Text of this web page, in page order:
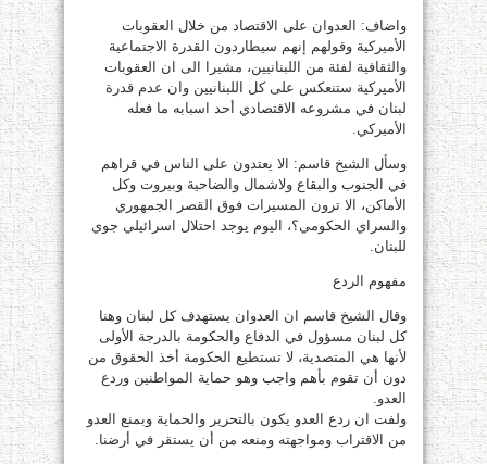
واضاف: العدوان على الاقتصاد من خلال العقوبات
الأميركية وقولهم إنهم سيطاردون القدرة الاجتماعية
والثقافية لفئة من اللبنانيين، مشيرا الى ان العقوبات
الأميركية ستنعكس على كل اللبنانيين وان عدم قدرة
لبنان في مشروعه الاقتصادي أحد اسبابه ما فعله
الأميركي.
وسأل الشيخ قاسم: الا يعتدون على الناس في قراهم
في الجنوب والبقاع ولاشمال والضاحية وبيروت وكل
الأماكن، الا ترون المسيرات فوق القصر الجمهوري
والسراي الحكومي؟، اليوم يوجد احتلال اسرائيلي جوي
للبنان.
مفهوم الردع
وقال الشيخ قاسم ان العدوان يستهدف كل لبنان وهنا
كل لبنان مسؤول في الدفاع والحكومة بالدرجة الأولى
لأنها هي المتصدية، لا تستطيع الحكومة أخذ الحقوق من
دون أن تقوم بأهم واجب وهو حماية المواطنين وردع
العدو.
ولفت ان ردع العدو يكون بالتحرير والحماية وبمنع العدو
من الاقتراب ومواجهته ومنعه من أن يستقر في أرضنا.